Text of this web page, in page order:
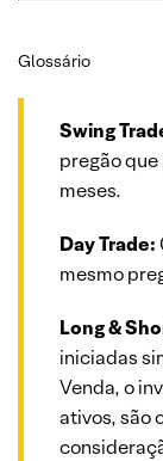
Glossário
Swing
pregão
meses.
Day Trade:
mesmo
Long &
iniciadas
Venda, o
ativos, são